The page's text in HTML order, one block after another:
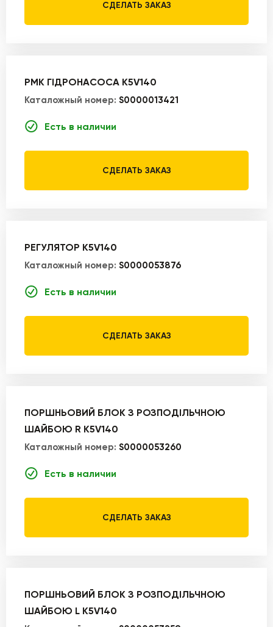
СДЕЛАТЬ ЗАКАЗ
РМК ГІДРОНАСОСА K5V140
Каталожный номер: S0000013421
Есть в наличии
СДЕЛАТЬ ЗАКАЗ
РЕГУЛЯТОР K5V140
Каталожный номер: S0000053876
Есть в наличии
СДЕЛАТЬ ЗАКАЗ
ПОРШНЬОВИЙ БЛОК З РОЗПОДІЛЬЧНОЮ
ШАЙБОЮ R K5V140
Каталожный номер: S0000053260
Есть в наличии
СДЕЛАТЬ ЗАКАЗ
ПОРШНЬОВИЙ БЛОК З РОЗПОДІЛЬЧНОЮ
ШАЙБОЮ L K5V140